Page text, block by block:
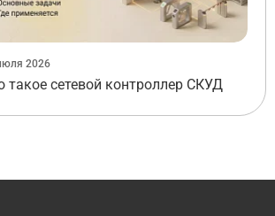
2026
такое сетевой контроллер СКУД